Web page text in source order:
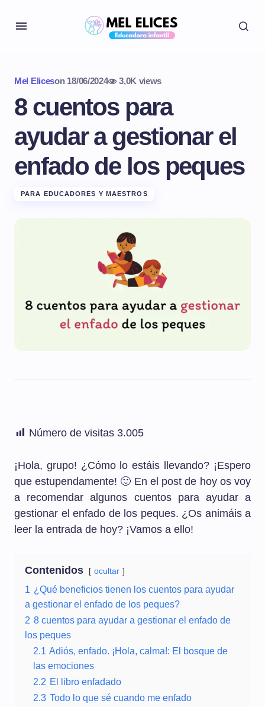
Mel Eliceson 18/06/2024 3,0K views
8 cuentos para
ayudar a gestionar el
enfado de los peques
PARA EDUCADORES Y MAESTROS
Número de visitas 3.005
¡Hola, grupo! ¿Cómo lo estáis llevando? ¡Espero
que estupendamente! 🙂 En el post de hoy os voy
a recomendar algunos cuentos para ayudar a
gestionar el enfado de los peques. ¿Os animáis a
leer la entrada de hoy? ¡Vamos a ello!
Contenidos ocultar
1 ¿Qué beneficios tienen los cuentos para ayudar
a gestionar el enfado de los peques?
2 8 cuentos para ayudar a gestionar el enfado de
los peques
2.1 Adiós, enfado. ¡Hola, calma!: El bosque de
las emociones
2.2 El libro enfadado
2.3 Todo lo que sé cuando me enfado